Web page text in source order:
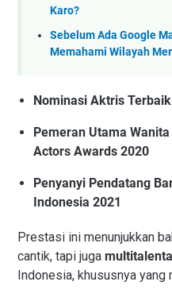
Karo?
Sebelum Ada Google
Memahami Wilayah
Nominasi Aktris
Pemeran Utama
Actors Awards 2020
Penyanyi Pendatang
Indonesia 2021
Prestasi ini menunjukkan
cantik, tapi juga multitalenta
Indonesia, khususnya yang